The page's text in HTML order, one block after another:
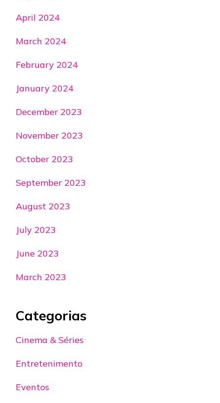
April 2024
March 2024
February 2024
January 2024
December 2023
November 2023
October 2023
September 2023
August 2023
July 2023
June 2023
March 2023
Categorias
Cinema & Séries
Entretenimento
Eventos